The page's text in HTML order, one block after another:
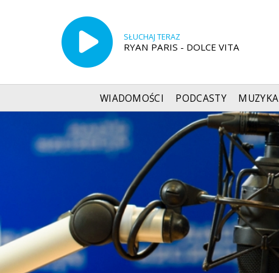
SŁUCHAJ TERAZ
RYAN PARIS - DOLCE VITA
WIADOMOŚCI PODCASTY MUZYKA